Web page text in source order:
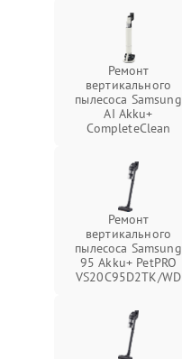
Ремонт
вертикального
пылесоса Samsung
AI Akku+
CompleteClean
Ремонт
вертикального
пылесоса Samsung
95 Akku+ PetPRO
VS20C95D2TK/WD